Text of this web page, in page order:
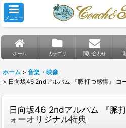
メニュー
ホーム カテゴリ 問い合わせ
ホーム > 音楽・映像
> 日向坂46 2ndアルバム 『脈打つ感情』 コ
日向坂46 2ndアルバム 『脈
ォーオリジナル特典